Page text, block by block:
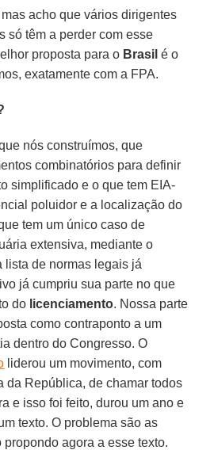
acho que vários dirigentes
só têm a perder com esse
proposta para o Brasil é o
exatamente com a FPA.
nós construímos, que
combinatórios para definir
simplificado e o que tem EIA-
poluidor e a localização do
tem um único caso de
extensiva, mediante o
lista de normas legais já
já cumpriu sua parte no que
do licenciamento. Nossa parte
como contraponto a um
dentro do Congresso. O
liderou um movimento, com
da República, de chamar todos
e isso foi feito, durou um ano e
texto. O problema são as
agora a esse texto.